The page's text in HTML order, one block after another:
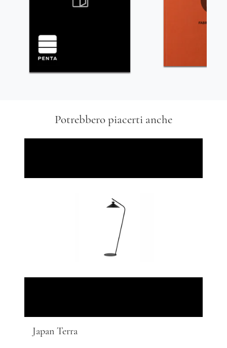
Potrebbero piacerti anche
Japan Terra